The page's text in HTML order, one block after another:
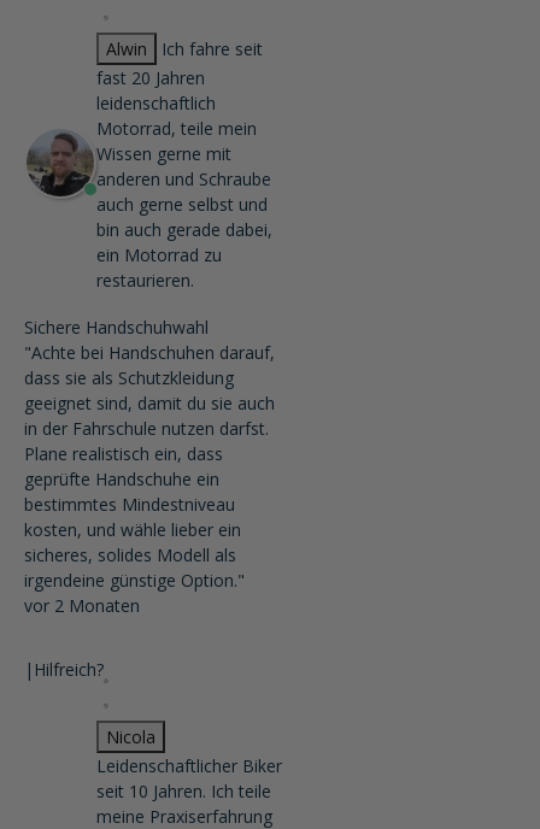
Alwin
Ich fahre seit
fast 20 Jahren
leidenschaftlich
Motorrad, teile mein
Wissen gerne mit
anderen und Schraube
auch gerne selbst und
bin auch gerade dabei,
ein Motorrad zu
restaurieren.
Sichere Handschuhwahl
"Achte bei Handschuhen darauf,
dass sie als Schutzkleidung
geeignet sind, damit du sie auch
in der Fahrschule nutzen darfst.
Plane realistisch ein, dass
geprüfte Handschuhe ein
bestimmtes Mindestniveau
kosten, und wähle lieber ein
sicheres, solides Modell als
irgendeine günstige Option."
vor 2 Monaten
| Hilfreich?
Nicola
Leidenschaftlicher Biker
seit 10 Jahren. Ich teile
meine Praxiserfahrung